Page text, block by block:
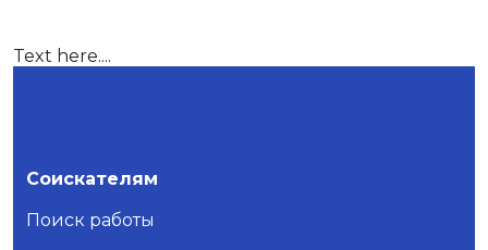
Text here....
Соискателям
Поиск работы